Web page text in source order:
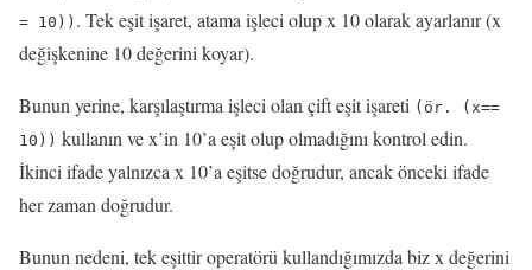
= 10)) . Tek eşit işaret, atama işleci olup x 10 olarak ayarlanır (x
değişkenine 10 değerini koyar).
Bunun yerine, karşılaştırma işleci olan çift eşit işareti (ör. (x==
10)) kullanın ve x’in 10’a eşit olup olmadığını kontrol edin.
İkinci ifade yalnızca x 10’a eşitse doğrudur, ancak önceki ifade
her zaman doğrudur.
Bunun nedeni, tek eşittir operatörü kullandığımızda biz x değerini